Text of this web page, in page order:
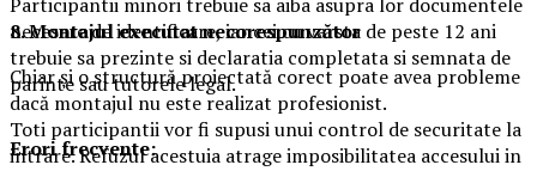
8. Montajul executat necorespunzător
Chiar și o structură proiectată corect poate avea probleme
dacă montajul nu este realizat profesionist.
Erori frecvente:
necesare de identificare, iar cei cu varsta de peste 12 ani
trebuie sa prezinte si declaratia completata si semnata de
parinte sau tutorele legal.
Toti participantii vor fi supusi unui control de securitate la
intrare. Refuzul acestuia atrage imposibilitatea accesului in